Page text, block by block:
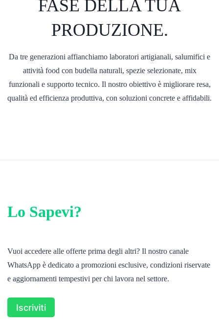
FASE DELLA TUA
PRODUZIONE.
Da tre generazioni affianchiamo laboratori artigianali, salumifici e
attività food con budella naturali, spezie selezionate, mix
funzionali e supporto tecnico. Il nostro obiettivo è migliorare resa,
qualità ed efficienza produttiva, con soluzioni concrete e affidabili.
Lo Sapevi?
Vuoi accedere alle offerte prima degli altri? Il nostro canale
WhatsApp è dedicato a promozioni esclusive, condizioni riservate
e aggiornamenti tempestivi per chi lavora nel settore.
Iscriviti